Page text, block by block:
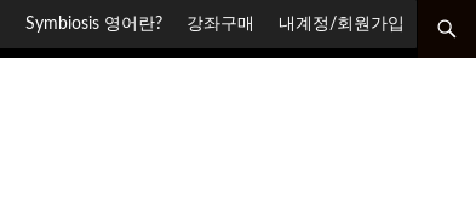
Symbiosis 영어란? 강좌구매 내계정/회원가입